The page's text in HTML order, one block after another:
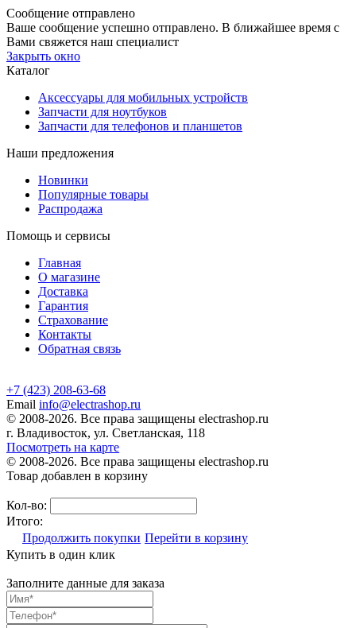
Сообщение отправлено
Ваше сообщение успешно отправлено. В ближайшее время с
Вами свяжется наш специалист
Закрыть окно
Каталог
Аксессуары для мобильных устройств
Запчасти для ноутбуков
Запчасти для телефонов и планшетов
Наши предложения
Новинки
Популярные товары
Распродажа
Помощь и сервисы
Главная
О магазине
Доставка
Гарантия
Страхование
Контакты
Обратная связь
+7 (423) 208-63-68
Email info@electrashop.ru
© 2008-2026. Все права защищены electrashop.ru
г. Владивосток, ул. Светланская, 118
Посмотреть на карте
© 2008-2026. Все права защищены electrashop.ru
Товар добавлен в корзину
Кол-во:
Итого:
Продолжить покупки Перейти в корзину
Купить в один клик
Заполните данные для заказа